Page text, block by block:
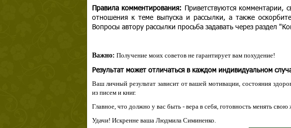
Правила комментирования: Приветствуются
отношения к теме выпуска и рассылки, а также
Вопросы автору рассылки просьба задавать через раздел
Важно: Получение моих советов не гарантирует вам похудение!
Результат может отличаться в каждом индивидуальном
Ваш личный результат зависит от вашей мотивации, состояния
из писем и книг.
Главное, что должно у вас быть - вера в себя, готовность менять
Удачи! Искренне ваша Людмила Симиненко.